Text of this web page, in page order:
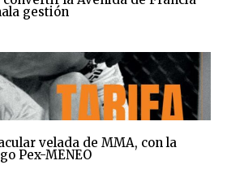
gestión
velada de MMA, con la
Pex-MENEO